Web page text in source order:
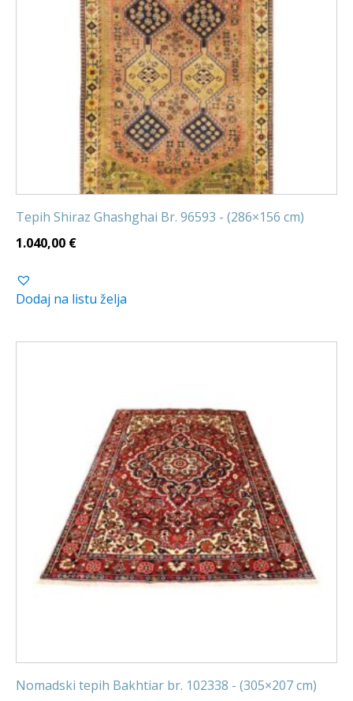
Tepih Shiraz Ghashghai Br. 96593 - (286×156 cm)
1.040,00 €
Dodaj na listu želja
Nomadski tepih Bakhtiar br. 102338 - (305×207 cm)